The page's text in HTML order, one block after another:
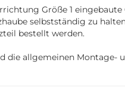
Größe 1
selbstständig zu
bestellt werden.
die allgemeinen Montage-